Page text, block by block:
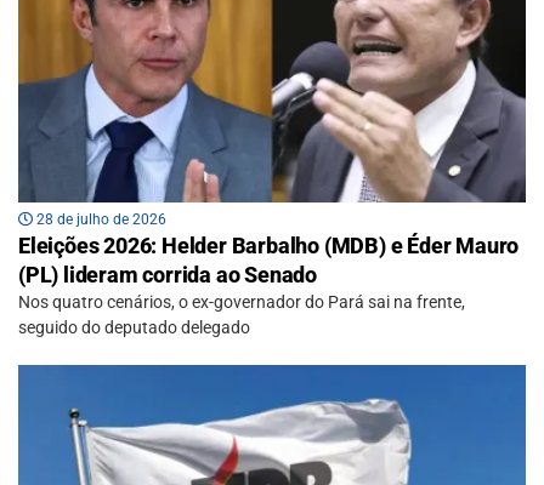
28 de julho de 2026
Eleições 2026: Helder Barbalho (MDB) e Éder Mauro
(PL) lideram corrida ao Senado
Nos quatro cenários, o ex-governador do Pará sai na frente,
seguido do deputado delegado